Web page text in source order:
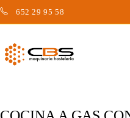
652 29 95 58